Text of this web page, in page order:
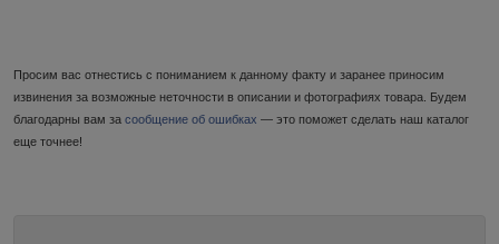
Просим вас отнестись с пониманием к данному факту и заранее приносим
извинения за возможные неточности в описании и фотографиях товара. Будем
благодарны вам за сообщение об ошибках — это поможет сделать наш каталог
еще точнее!